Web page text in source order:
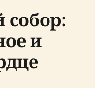
собор:
и